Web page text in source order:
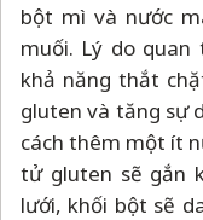
bột mì và nước
muối. Lý do quan
khả năng thắt
gluten và tăng sự
cách thêm một ít
tử gluten sẽ gắn
lưới, khối bột sẽ